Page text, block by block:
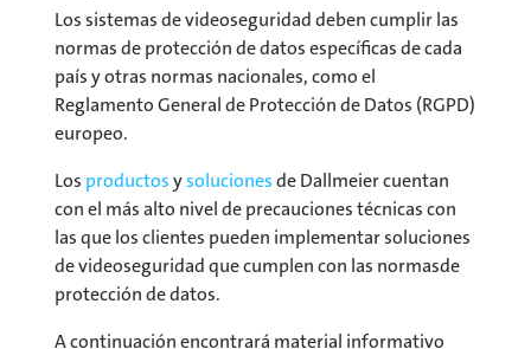
Los sistemas de videoseguridad deben cumplir las
normas de protección de datos específicas de cada
país y otras normas nacionales, como el
Reglamento General de Protección de Datos (RGPD)
europeo.
Los productosysolucionesde Dallmeier cuentan
con el más alto nivel de precauciones técnicas con
las que los clientes pueden implementar soluciones
de videoseguridad que cumplen con las normasde
protección de datos.
A continuación encontrará material informativo